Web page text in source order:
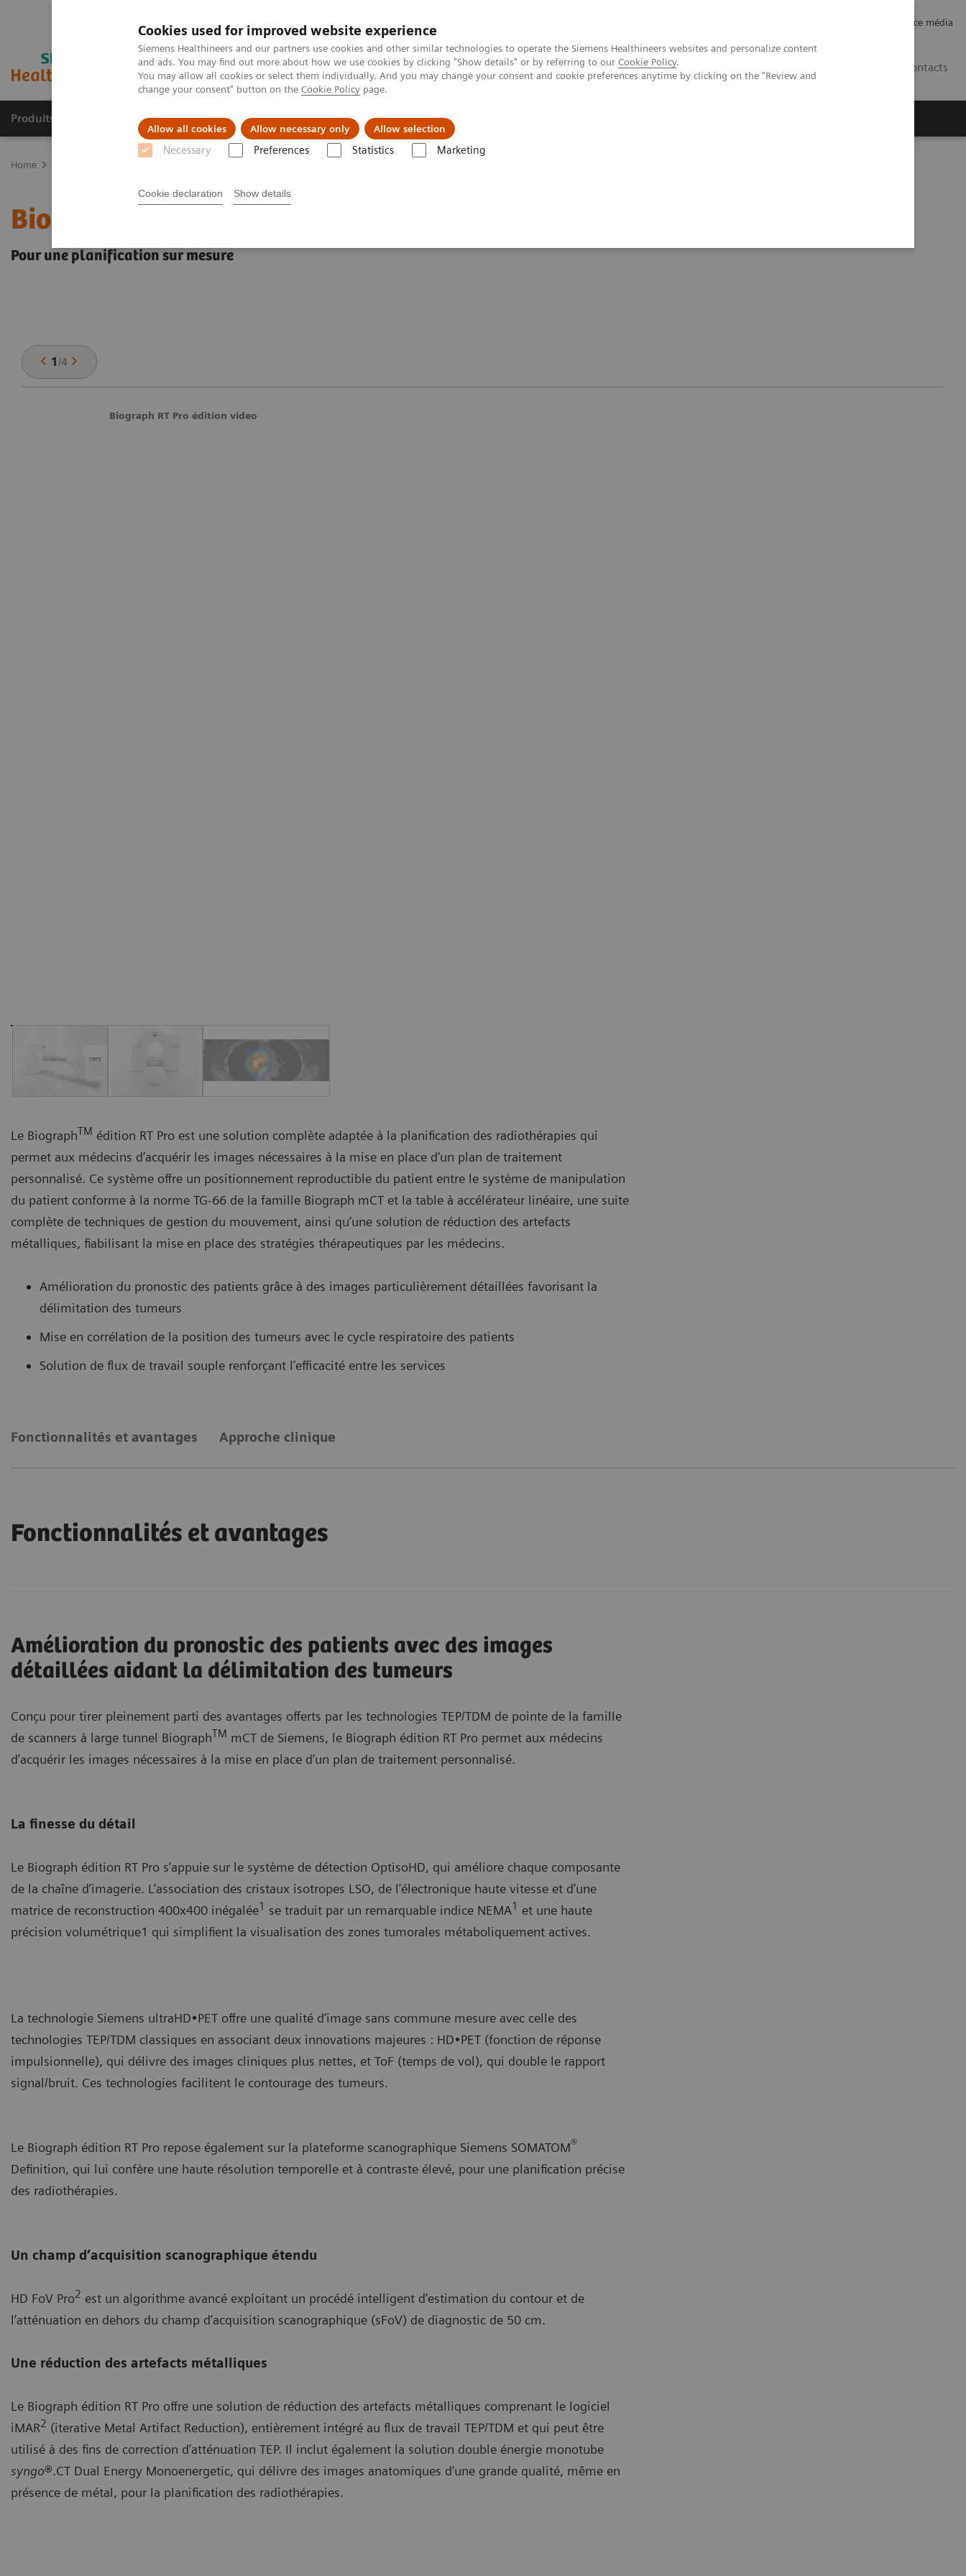
Cookies used for improved website experience
Siemens Healthineers and our partners use cookies and other similar technologies to operate the Siemens Healthineers websites and personalize content
and ads. You may find out more about how we use cookies by clicking "Show details" or by referring to our Cookie Policy.
You may allow all cookies or select them individually. And you may change your consent and cookie preferences anytime by clicking on the "Review and
change your consent" button on the Cookie Policy page.
Allow all cookies Allow necessary only Allow selection
Necessary Preferences Statistics Marketing
Cookie declaration Show details
Espace média
Contacts
Produits & services Domaines cliniques Actualités et événements
Home
Biograph RT Pro édition
Pour une planification sur mesure
1/4
Biograph RT Pro édition video
Le BiographTM édition RT Pro est une solution complète adaptée à la planification des radiothérapies qui
permet aux médecins d’acquérir les images nécessaires à la mise en place d’un plan de traitement
personnalisé. Ce système offre un positionnement reproductible du patient entre le système de manipulation
du patient conforme à la norme TG-66 de la famille Biograph mCT et la table à accélérateur linéaire, une suite
complète de techniques de gestion du mouvement, ainsi qu’une solution de réduction des artefacts
métalliques, fiabilisant la mise en place des stratégies thérapeutiques par les médecins.
Amélioration du pronostic des patients grâce à des images particulièrement détaillées favorisant la
délimitation des tumeurs
Mise en corrélation de la position des tumeurs avec le cycle respiratoire des patients
Solution de flux de travail souple renforçant l’efficacité entre les services
Fonctionnalités et avantages Approche clinique
Fonctionnalités et avantages
Amélioration du pronostic des patients avec des images
détaillées aidant la délimitation des tumeurs
Conçu pour tirer pleinement parti des avantages offerts par les technologies TEP/TDM de pointe de la famille
de scanners à large tunnel BiographTM mCT de Siemens, le Biograph édition RT Pro permet aux médecins
d’acquérir les images nécessaires à la mise en place d’un plan de traitement personnalisé.
La finesse du détail
Le Biograph édition RT Pro s’appuie sur le système de détection OptisoHD, qui améliore chaque composante
de la chaîne d’imagerie. L’association des cristaux isotropes LSO, de l’électronique haute vitesse et d’une
matrice de reconstruction 400x400 inégalée1 se traduit par un remarquable indice NEMA1 et une haute
précision volumétrique1 qui simplifient la visualisation des zones tumorales métaboliquement actives.
La technologie Siemens ultraHD•PET offre une qualité d’image sans commune mesure avec celle des
technologies TEP/TDM classiques en associant deux innovations majeures : HD•PET (fonction de réponse
impulsionnelle), qui délivre des images cliniques plus nettes, et ToF (temps de vol), qui double le rapport
signal/bruit. Ces technologies facilitent le contourage des tumeurs.
Le Biograph édition RT Pro repose également sur la plateforme scanographique Siemens SOMATOM®
Definition, qui lui confère une haute résolution temporelle et à contraste élevé, pour une planification précise
des radiothérapies.
Un champ d’acquisition scanographique étendu
HD FoV Pro2 est un algorithme avancé exploitant un procédé intelligent d’estimation du contour et de
l’atténuation en dehors du champ d’acquisition scanographique (sFoV) de diagnostic de 50 cm.
Une réduction des artefacts métalliques
Le Biograph édition RT Pro offre une solution de réduction des artefacts métalliques comprenant le logiciel
iMAR2 (iterative Metal Artifact Reduction), entièrement intégré au flux de travail TEP/TDM et qui peut être
utilisé à des fins de correction d’atténuation TEP. Il inclut également la solution double énergie monotube
syngo®.CT Dual Energy Monoenergetic, qui délivre des images anatomiques d’une grande qualité, même en
présence de métal, pour la planification des radiothérapies.